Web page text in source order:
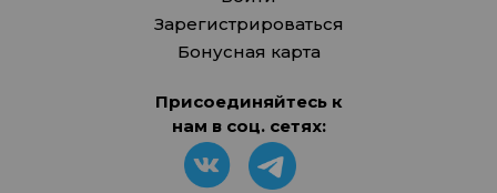
Зарегистрироваться
Бонусная карта
Присоединяйтесь к
нам в соц. сетях: